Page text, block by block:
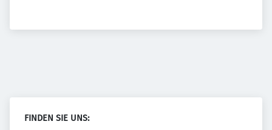
FINDEN SIE UNS: